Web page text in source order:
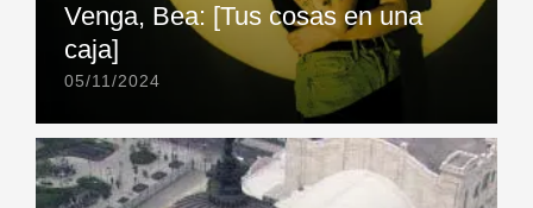
Venga, Bea: [Tus cosas en una
caja]
05/11/2024